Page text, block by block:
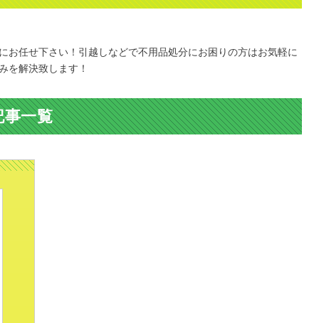
お任せ下さい！引越しなどで不用品処分にお困りの方はお気軽に
を解決致します！
事一覧